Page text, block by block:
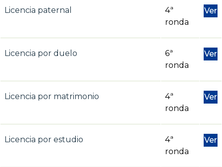
Licencia paternal
4ª
ronda
Ver
Licencia por duelo
6ª
ronda
Ver
Licencia por matrimonio
4ª
ronda
Ver
Licencia por estudio
4ª
ronda
Ver